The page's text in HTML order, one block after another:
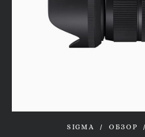
SIGMA ОБЗОР